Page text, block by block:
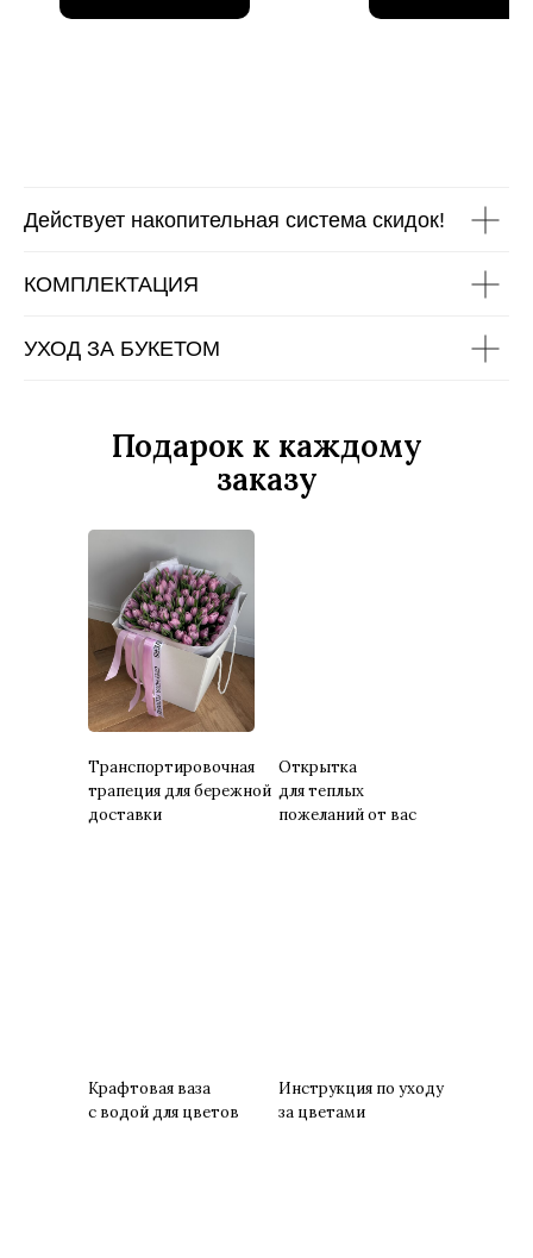
Действует накопительная система скидок!
КОМПЛЕКТАЦИЯ
УХОД ЗА БУКЕТОМ
Транспортировочная
трапеция для бережной
доставки
Открытка
для теплых
пожеланий от вас
Крафтовая ваза
с водой для цветов
Инструкция по уходу
за цветами
Подарок к каждому
заказу